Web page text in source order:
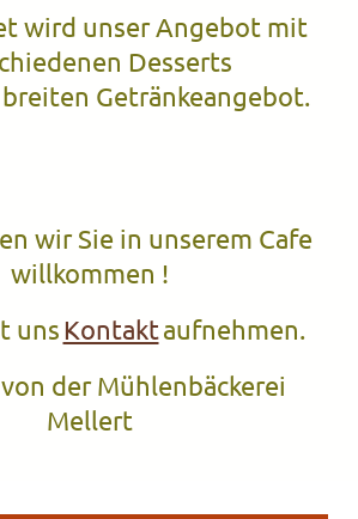
wird unser Angebot mit
Desserts
Getränkeangebot.
wir Sie in unserem Cafe
willkommen !
unsKontaktaufnehmen.
der Mühlenbäckerei
Mellert